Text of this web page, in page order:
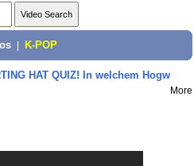
K-POP
HAT QUIZ! In welchem Hogw
More